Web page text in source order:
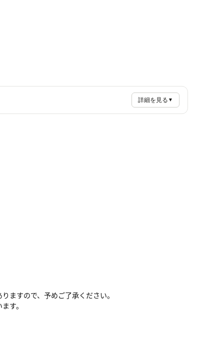
詳細を見る ▼
ますので、予めご了承ください。
す。